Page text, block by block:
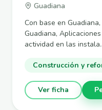
Guadiana
Con base en
Guadiana,
actividad en las
Construcción y
Ver ficha